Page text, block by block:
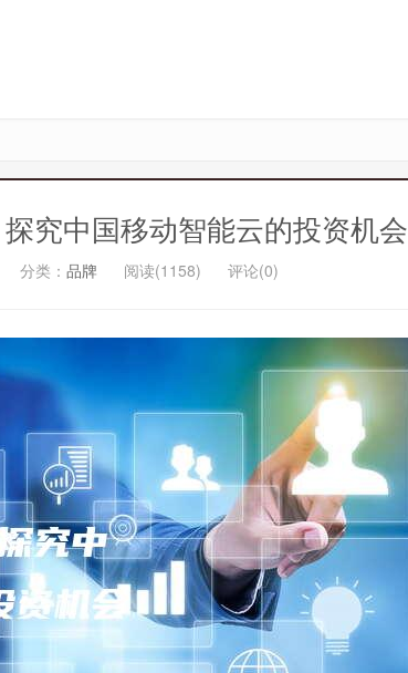
究中国移动智能云的投资机会
分类： 品牌 阅读(1158) 评论(0)